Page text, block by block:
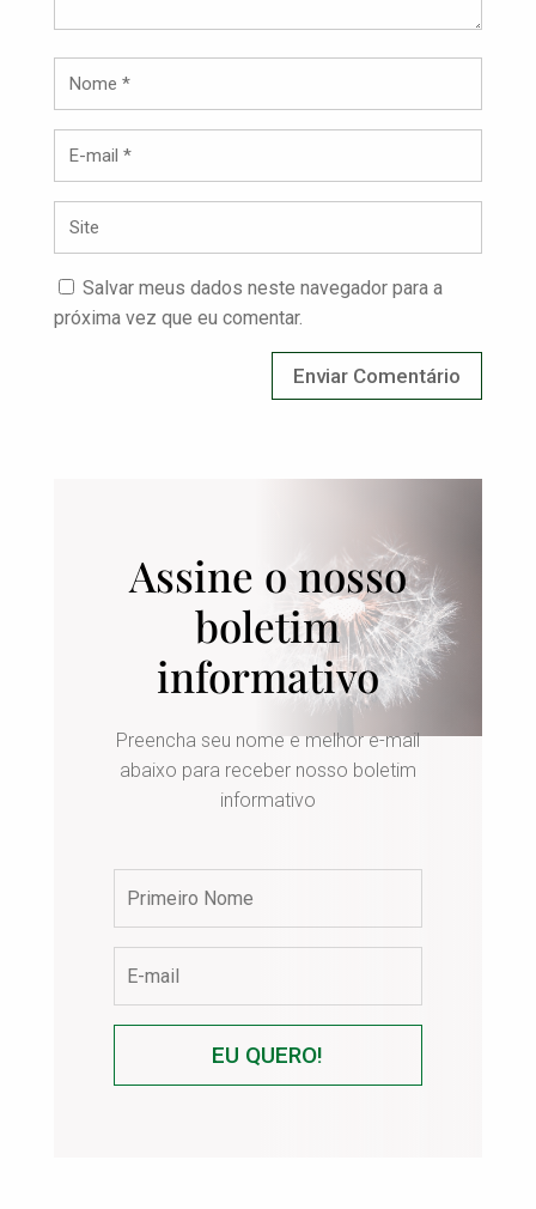
Salvar meus dados neste navegador para a
próxima vez que eu comentar.
Assine o nosso
boletim
informativo
Preencha seu nome e melhor e-mail
abaixo para receber nosso boletim
informativo
EU QUERO!